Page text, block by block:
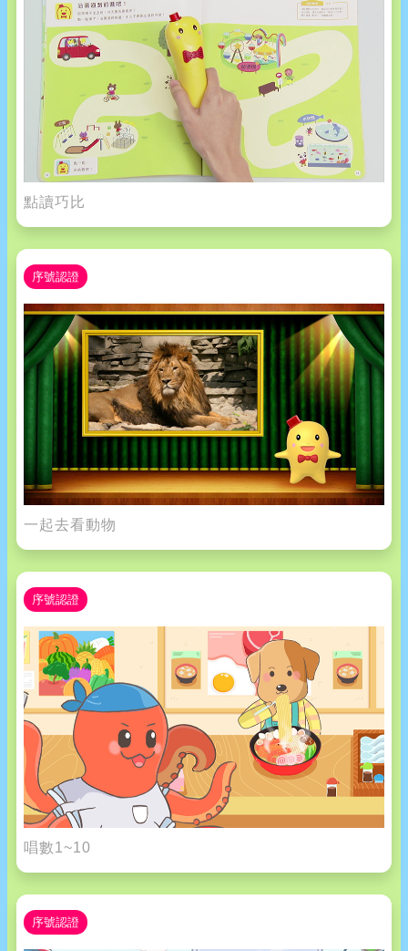
點讀巧比
序號認證
一起去看動物
序號認證
唱數1~10
序號認證